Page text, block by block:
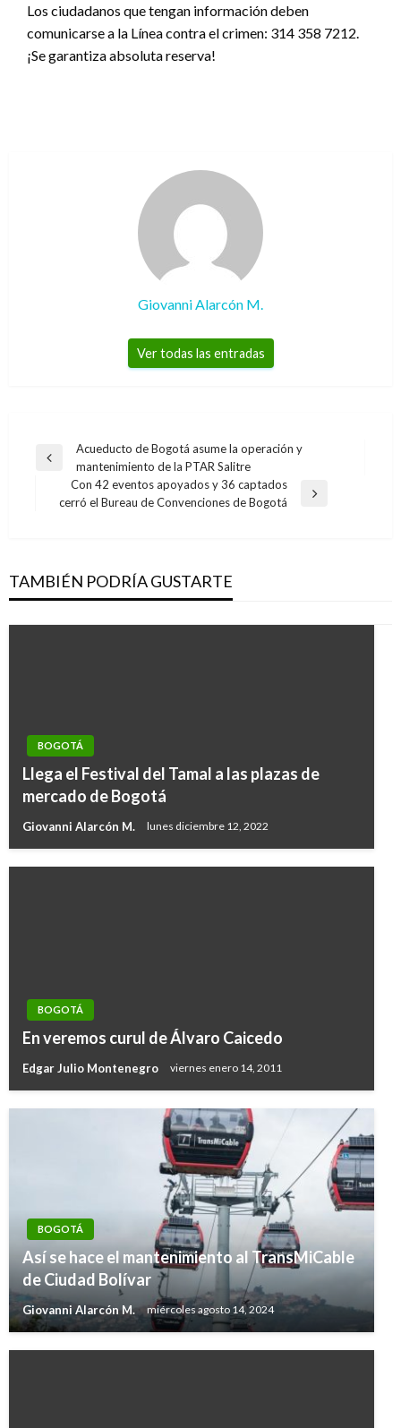
Los ciudadanos que tengan información deben
comunicarse a la Línea contra el crimen: 314 358 7212.
¡Se garantiza absoluta reserva!
Giovanni Alarcón M.
Ver todas las entradas
Navegación
entradas
Entrada
anterior
Acueducto de Bogotá asume la operación y
mantenimiento de la PTAR Salitre
Entrada
Con 42 eventos apoyados y 36 captados
cerró el Bureau de Convenciones de Bogotá
TAMBIÉN PODRÍA GUSTARTE
BOGOTÁ
Llega el Festival del Tamal a las plazas de
mercado de Bogotá
Giovanni Alarcón M. lunes diciembre 12, 2022
BOGOTÁ
En veremos curul de Álvaro Caicedo
Edgar Julio Montenegro viernes enero 14, 2011
BOGOTÁ
Así se hace el mantenimiento al TransMiCable
de Ciudad Bolívar
Giovanni Alarcón M. miércoles agosto 14, 2024